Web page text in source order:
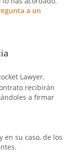
de un
datos de
a un
Lawyer.
recibirán
a firmar
en su caso, de los